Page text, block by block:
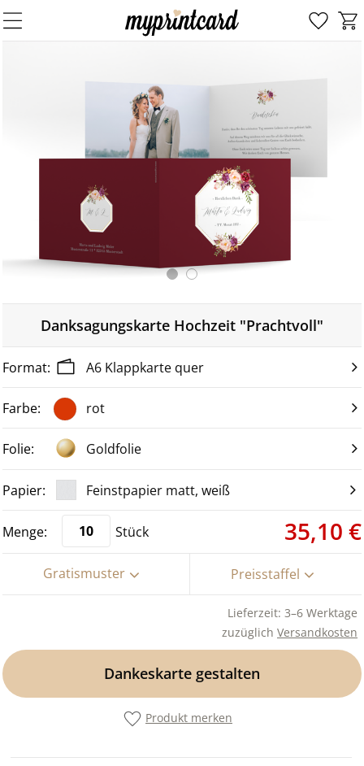
Danksagungskarte Hochzeit "Prachtvoll"
A6 Klappkarte quer
rot
Goldfolie
Feinstpapier matt, weiß
Stück 35,10 €
Gratismuster Preisstaffel
Lieferzeit: 3–6 Werktage
zuzüglich Versandkosten
Dankeskarte gestalten
Produkt merken